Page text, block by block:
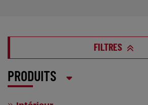
FILTRES
PRODUITS